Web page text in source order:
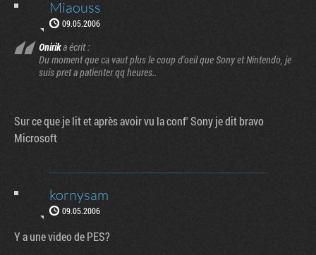
Miaouss
09.05.2006
Onirika écrit :
Du moment que ca vaut plus le coup d'oeil que Sony et Nintendo, je
suis pret a patienter qq heures..
Sur ce que je lit et après avoir vu la conf' Sony je dit bravo
Microsoft
kornysam
09.05.2006
Y a une video de PES?